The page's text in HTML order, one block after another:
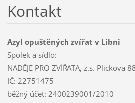
Kontakt
Azyl opuštěných zvířat v Libni
Spolek a sídlo:
NADĚJE PRO ZVÍŘATA, z.s. Plickova
IČ: 22751475
běžný účet: 2400239001/2010